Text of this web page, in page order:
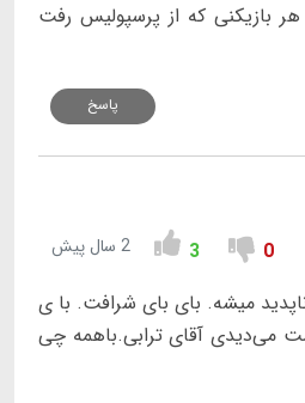
بازیکنی که از پرسپولیس رفت
پاسخ
0
3 2 سال پیش
میشه. بای بای شرافت. با ی
می‌دیدی آقای ترابی.باهمه چی